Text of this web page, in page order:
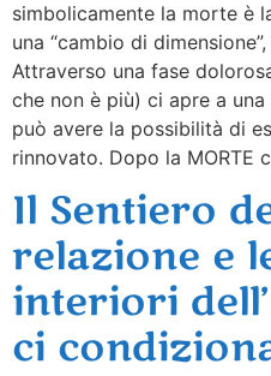
simbolicamente la morte è
una “cambio di
Attraverso una fase
che non è più) ci apre a una
può avere la possibilità di
rinnovato. Dopo la MORTE
Il Sentiero
relazione e
interiori
ci